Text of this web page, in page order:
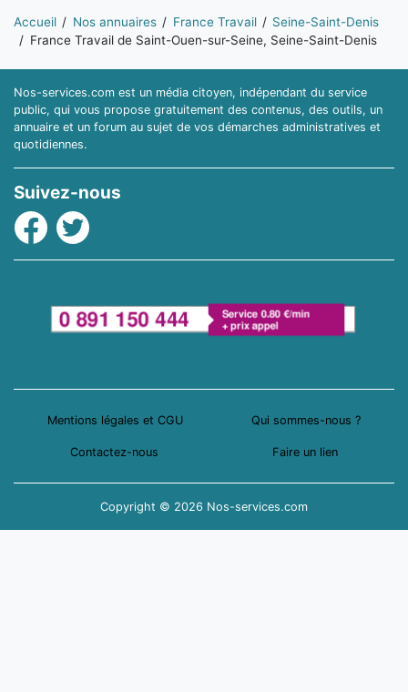
Vous êtes ici:
Accueil Nos annuaires France Travail
Seine-Saint-Denis
France Travail de Saint-Ouen-sur-Seine, Seine-Saint-Denis
Nos-services.com est un média citoyen, indépendant du service
public, qui vous propose gratuitement des contenus, des outils, un
annuaire et un forum au sujet de vos démarches administratives et
quotidiennes.
Suivez-nous
Facebook
Twitter
Mentions légales et CGU Qui sommes-nous ?
Contactez-nous Faire un lien
Copyright © 2026 Nos-services.com